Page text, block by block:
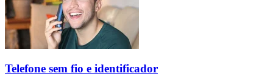
Telefone sem fio e identificador